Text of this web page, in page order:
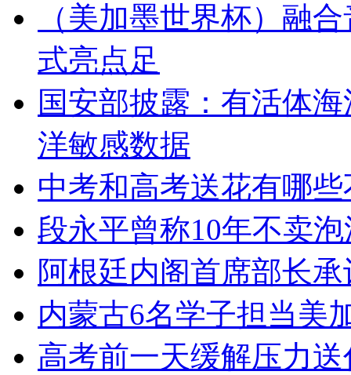
（美加墨世界杯）融
式亮点足
国安部披露：有活体
洋敏感数据
中考和高考送花有哪
段永平曾称10年不卖
阿根廷内阁首席部长
内蒙古6名学子担当美
高考前一天缓解压力